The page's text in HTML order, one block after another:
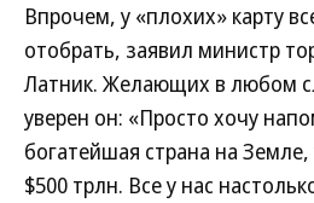
Впрочем, у «плохих» карту
отобрать, заявил министр
Латник. Желающих в любом
уверен он: «Просто хочу
богатейшая страна на Земле,
$500 трлн. Все у нас